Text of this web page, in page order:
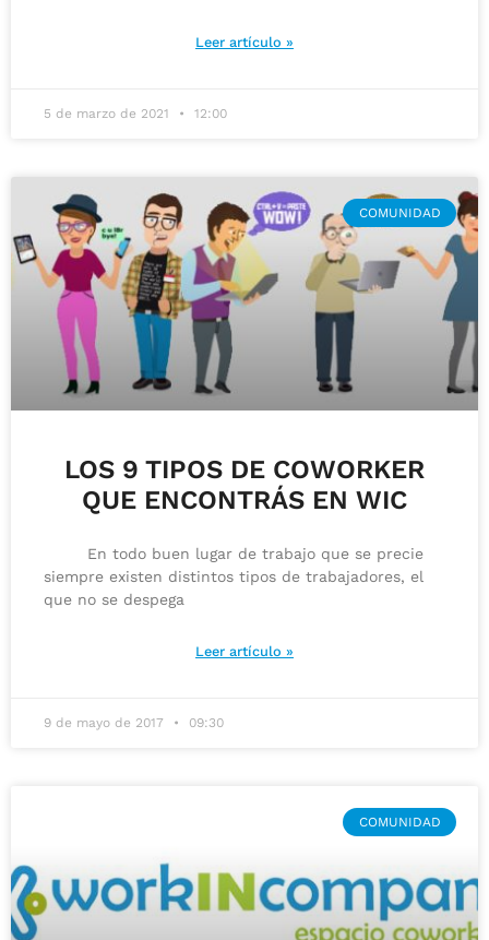
Leer artículo »
5 de marzo de 2021 12:00
COMUNIDAD
LOS 9 TIPOS DE COWORKER
QUE ENCONTRÁS EN WIC
En todo buen lugar de trabajo que se precie
siempre existen distintos tipos de trabajadores, el
que no se despega
Leer artículo »
9 de mayo de 2017 09:30
COMUNIDAD